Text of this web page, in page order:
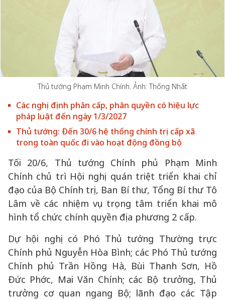
Thủ tướng Phạm Minh Chính. Ảnh: Thống Nhất
Các nghị định phân cấp, phân quyền có hiệu lực
pháp luật đến ngày 1/3/2027
Thủ tướng: Đến 30/6 hệ thống chính trị cấp xã
trong toàn quốc đi vào hoạt động đồng bộ
Tối 20/6, Thủ tướng Chính phủ Phạm Minh
Chính chủ trì Hội nghị quán triệt triển khai chỉ
đạo của Bộ Chính trị, Ban Bí thư, Tổng Bí thư Tô
Lâm về các nhiệm vụ trọng tâm triển khai mô
hình tổ chức chính quyền địa phương 2 cấp.
Dự hội nghị có Phó Thủ tướng Thường trực
Chính phủ Nguyễn Hòa Bình; các Phó Thủ tướng
Chính phủ Trần Hồng Hà, Bùi Thanh Sơn, Hồ
Đức Phớc, Mai Văn Chính; các Bộ trưởng, Thủ
trưởng cơ quan ngang Bộ; lãnh đạo các Tập